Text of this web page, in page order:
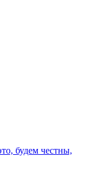
будем честны,